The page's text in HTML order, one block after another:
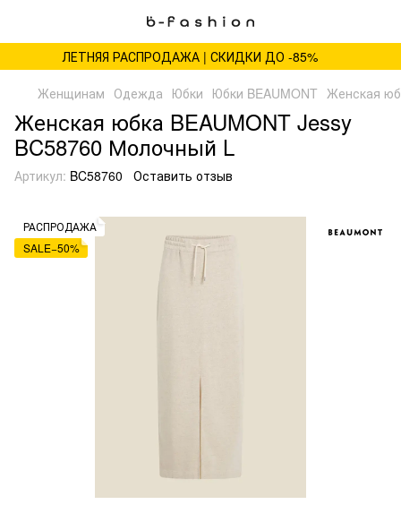
ЛЕТНЯЯ РАСПРОДАЖА | СКИДКИ ДО -85%
Женщинам Одежда Юбки Юбки BEAUMONT Женская
Женская юбка BEAUMONT Jessy
BC58760 Молочный L
Артикул: BC58760 Оставить отзыв
РАСПРОДАЖА
SALE−50%